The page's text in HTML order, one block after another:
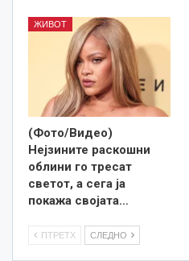
ЖИВОТ
(Фото/Видео)
Нејзините раскошни
облини го тресат
светот, а сега ја
покажа својата…
ПТРЕТХ СЛЕДНО